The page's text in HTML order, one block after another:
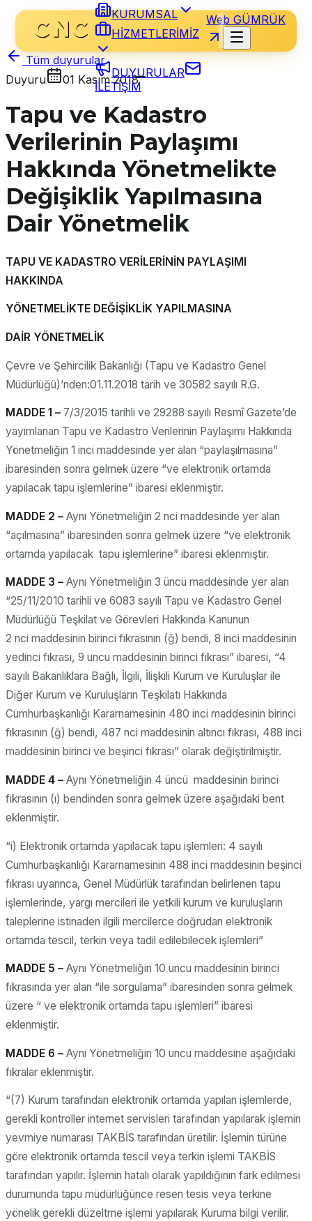
KURUMSAL
HİZMETLERİMİZ
DUYURULAR
İLETİŞİM
Web GÜMRÜK
Tüm duyurular
Duyuru
01 Kasım 2018
Tapu ve Kadastro
Verilerinin Paylaşımı
Hakkında Yönetmelikte
Değişiklik Yapılmasına
Dair Yönetmelik
TAPU VE KADASTRO VERİLERİNİN PAYLAŞIMI
HAKKINDA
YÖNETMELİKTE DEĞİŞİKLİK YAPILMASINA
DAİR YÖNETMELİK
Çevre ve Şehircilik Bakanlığı (Tapu ve Kadastro Genel
Müdürlüğü)’nden:01.11.2018 tarih ve 30582 sayılı R.G.
MADDE 1 – 7/3/2015 tarihli ve 29288 sayılı Resmî Gazete’de
yayımlanan Tapu ve Kadastro Verilerinin Paylaşımı Hakkında
Yönetmeliğin 1 inci maddesinde yer alan “paylaşılmasına”
ibaresinden sonra gelmek üzere “ve elektronik ortamda
yapılacak tapu işlemlerine” ibaresi eklenmiştir.
MADDE 2 – Aynı Yönetmeliğin 2 nci maddesinde yer alan
“açılmasına” ibaresinden sonra gelmek üzere “ve elektronik
ortamda yapılacak tapu işlemlerine” ibaresi eklenmiştir.
MADDE 3 – Aynı Yönetmeliğin 3 üncü maddesinde yer alan
“25/11/2010 tarihli ve 6083 sayılı Tapu ve Kadastro Genel
Müdürlüğü Teşkilat ve Görevleri Hakkında Kanunun
2 nci maddesinin birinci fıkrasının (ğ) bendi, 8 inci maddesinin
yedinci fıkrası, 9 uncu maddesinin birinci fıkrası” ibaresi, “4
sayılı Bakanlıklara Bağlı, İlgili, İlişkili Kurum ve Kuruluşlar ile
Diğer Kurum ve Kuruluşların Teşkilatı Hakkında
Cumhurbaşkanlığı Kararnamesinin 480 inci maddesinin birinci
fıkrasının (ğ) bendi, 487 nci maddesinin altıncı fıkrası, 488 inci
maddesinin birinci ve beşinci fıkrası” olarak değiştirilmiştir.
MADDE 4 – Aynı Yönetmeliğin 4 üncü maddesinin birinci
fıkrasının (ı) bendinden sonra gelmek üzere aşağıdaki bent
eklenmiştir.
“i) Elektronik ortamda yapılacak tapu işlemleri: 4 sayılı
Cumhurbaşkanlığı Kararnamesinin 488 inci maddesinin beşinci
fıkrası uyarınca, Genel Müdürlük tarafından belirlenen tapu
işlemlerinde, yargı mercileri ile yetkili kurum ve kuruluşların
taleplerine istinaden ilgili mercilerce doğrudan elektronik
ortamda tescil, terkin veya tadil edilebilecek işlemleri”
MADDE 5 – Aynı Yönetmeliğin 10 uncu maddesinin birinci
fıkrasında yer alan “ile sorgulama” ibaresinden sonra gelmek
üzere “ ve elektronik ortamda tapu işlemleri” ibaresi
eklenmiştir.
MADDE 6 – Aynı Yönetmeliğin 10 uncu maddesine aşağıdaki
fıkralar eklenmiştir.
“(7) Kurum tarafından elektronik ortamda yapılan işlemlerde,
gerekli kontroller internet servisleri tarafından yapılarak işlemin
yevmiye numarası TAKBİS tarafından üretilir. İşlemin türüne
göre elektronik ortamda tescil veya terkin işlemi TAKBİS
tarafından yapılır. İşlemin hatalı olarak yapıldığının fark edilmesi
durumunda tapu müdürlüğünce resen tesis veya terkine
yönelik gerekli düzeltme işlemi yapılarak Kuruma bilgi verilir.